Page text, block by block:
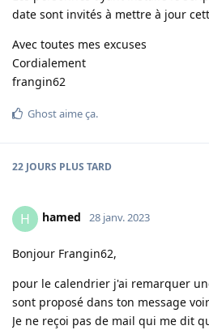
date sont invités à mettre à jour
Avec toutes mes excuses
Cordialement
frangin62
Ghostaime ça.
22 JOURS PLUS TARD
H hamed 28 janv. 2023
Bonjour Frangin62,
pour le calendrier j'ai remarquer
sont proposé dans ton message
Je ne reçoi pas de mail qui me dit